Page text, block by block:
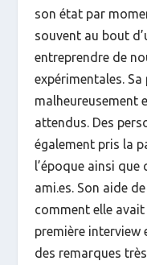
son état par
souvent au bout
entreprendre de
expérimentales. Sa
malheureusement
attendus. Des
également pris la
l’époque ainsi que
ami.es. Son aide
comment elle
première interview
des remarques